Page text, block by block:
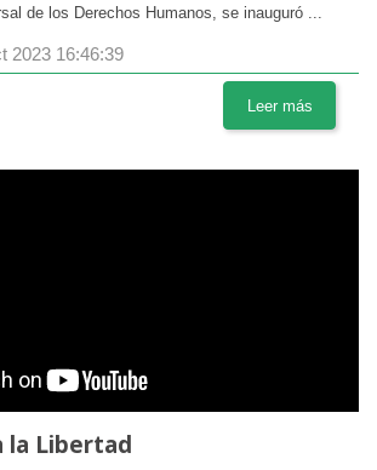
de los Derechos Humanos, se inauguró ...
2023 16:46:39
Leer más
la Libertad